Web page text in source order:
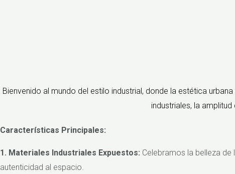
Bienvenido al mundo del estilo industrial, donde la estética
industriales, la
Características Principales:
1. Materiales Industriales Expuestos: Celebramos la belleza
autenticidad al espacio.